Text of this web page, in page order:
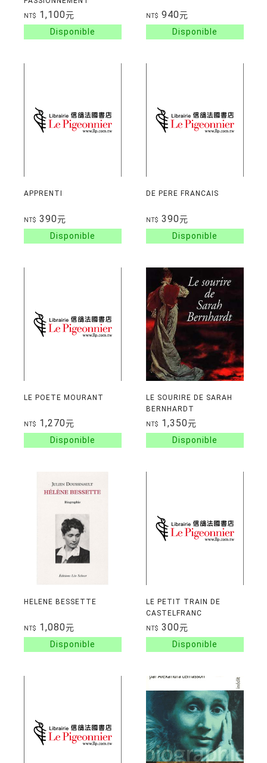
RESISTANTE
NT$ 1,100元 NT$ 940元
APPRENTI
NT$ 390元
DE PERE FRANCAIS
NT$ 390元
LE POETE MOURANT
NT$ 1,270元
LE SOURIRE DE SARAH
BERNHARDT
NT$ 1,350元
HELENE BESSETTE
NT$ 1,080元
LE PETIT TRAIN DE
CASTELFRANC
NT$ 300元